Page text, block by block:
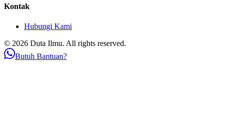
Kontak
Hubungi Kami
© 2026 Duta Ilmu. All rights reserved.
Butuh Bantuan?